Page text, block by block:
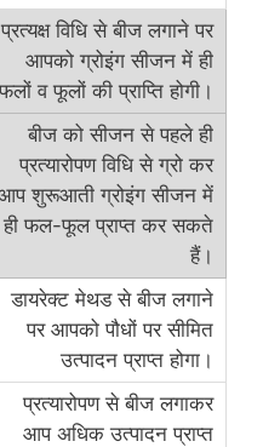
प्रत्यक्ष विधि से बीज लगाने पर
आपको ग्रोइंग सीजन में ही
फलों व फूलों की प्राप्ति होगी।
बीज को सीजन से पहले ही
प्रत्यारोपण विधि से ग्रो कर
शुरूआती ग्रोइंग सीजन में
ही फल-फूल प्राप्त कर सकते
हैं।
डायरेक्ट मेथड से बीज लगाने
पर आपको पौधों पर सीमित
उत्पादन प्राप्त होगा।
प्रत्यारोपण से बीज लगाकर
आप अधिक उत्पादन प्राप्त